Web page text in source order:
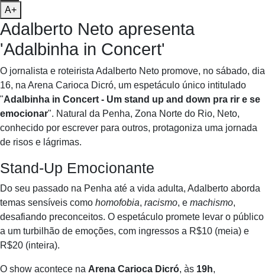
A+
Adalberto Neto apresenta
'Adalbinha in Concert'
O jornalista e roteirista Adalberto Neto promove, no sábado, dia
16, na Arena Carioca Dicró, um espetáculo único intitulado
"Adalbinha in Concert - Um stand up and down pra rir e se
emocionar". Natural da Penha, Zona Norte do Rio, Neto,
conhecido por escrever para outros, protagoniza uma jornada
de risos e lágrimas.
Stand-Up Emocionante
Do seu passado na Penha até a vida adulta, Adalberto aborda
temas sensíveis como homofobia, racismo, e machismo,
desafiando preconceitos. O espetáculo promete levar o público
a um turbilhão de emoções, com ingressos a R$10 (meia) e
R$20 (inteira).
O show acontece na Arena Carioca Dicró, às 19h,